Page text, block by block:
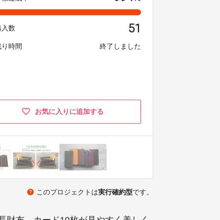
入数 51
時間 終了しました
お気に入りに追加する
help このプロジェクトは実行確約型です。